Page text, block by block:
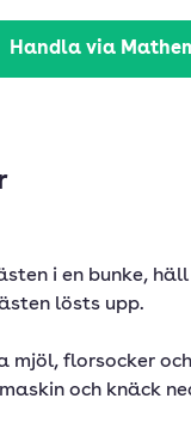
Handla via
i en bunke,
lösts upp.
mjöl, florsocker
och knäck